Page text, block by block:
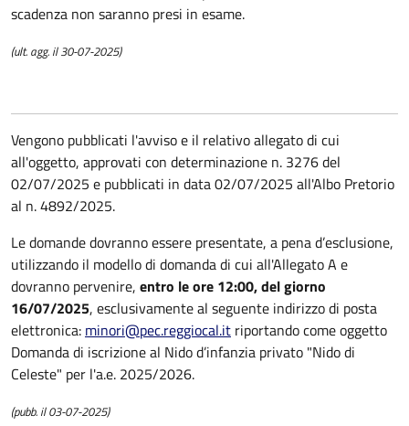
scadenza non saranno presi in esame.
(ult. agg. il 30-07-2025)
Vengono pubblicati l'avviso e il relativo allegato di cui
all'oggetto, approvati con determinazione n. 3276 del
02/07/2025 e pubblicati in data 02/07/2025 all'Albo Pretorio
al n. 4892/2025.
Le domande dovranno essere presentate, a pena d’esclusione,
utilizzando il modello di domanda di cui all'Allegato A e
dovranno pervenire, entro le ore 12:00, del giorno
16/07/2025, esclusivamente al seguente indirizzo di posta
elettronica: minori@pec.reggiocal.it riportando come oggetto
Domanda di iscrizione al Nido d’infanzia privato "Nido di
Celeste" per l'a.e. 2025/2026.
(pubb. il 03-07-2025)